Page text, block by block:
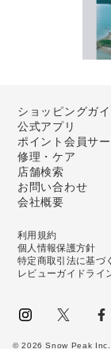
ショッピングガ
公式アプリ
ポイント会員サ
修理・ケア
店舗検索
お問い合わせ
会社概要
利用規約
個人情報保護方針
特定商取引法に基づ
レビューガイドライ
©2026 Snow Peak Inc.